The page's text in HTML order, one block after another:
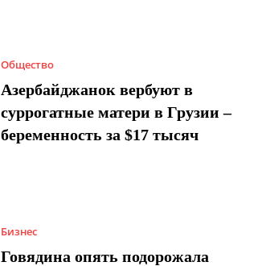
Общество
Азербайджанок вербуют в
суррогатные матери в Грузии –
беременность за $17 тысяч
Бизнес
Говядина опять подорожала